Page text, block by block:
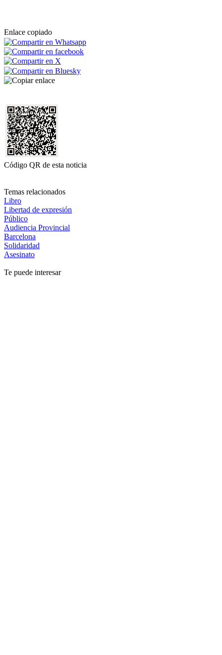
Enlace copiado
Código QR de esta noticia
Temas relacionados
Libro
Libertad de expresión
Público
Audiencia Provincial
Barcelona
Solidaridad
Asesinato
Te puede interesar